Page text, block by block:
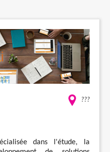
???
dans l'étude, la